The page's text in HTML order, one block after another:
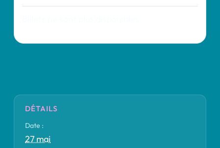
DÉTAILS
Date :
27 mai